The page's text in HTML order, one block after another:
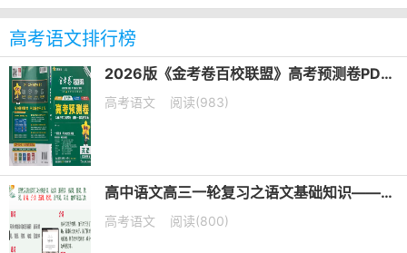
高考语文排行榜
2026版《金考卷百校联盟》高考预测卷PDF电子版下载
高考语文 阅读(983)
高中语文高三一轮复习之语文基础知识——短语类型+课件（20张PPT）
高考语文 阅读(800)